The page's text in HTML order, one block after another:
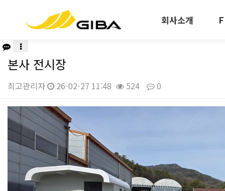
회사소개
본사 전시장
최고관리자 26-02-27 11:48 524 0
본문